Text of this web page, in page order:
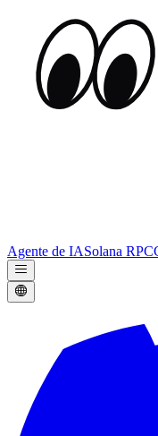
Agente de IASolana RPC